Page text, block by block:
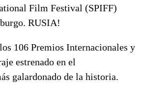
Film Festival (SPIFF)
RUSIA!
106 Premios Internacionales y
estrenado en el
galardonado de la historia.